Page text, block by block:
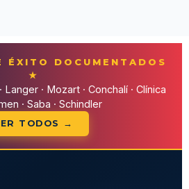
ÉXITO DOCUMENTADOS
★
· Mozart · Conchalí · Clínica
· Saba · Schindler
TODOS →